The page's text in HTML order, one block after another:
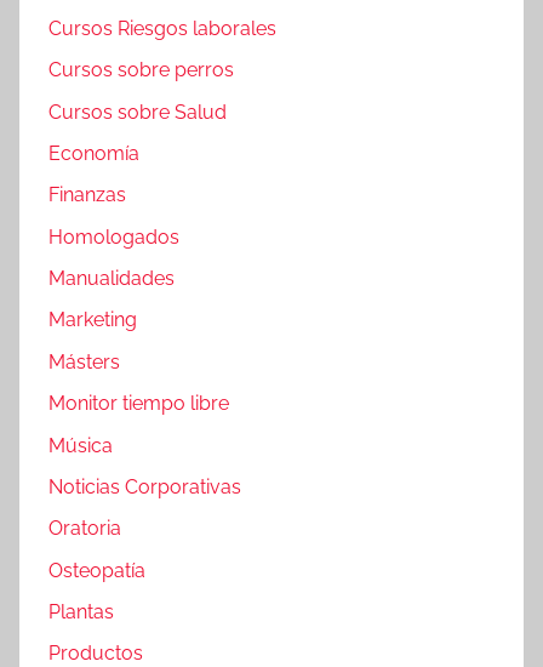
Cursos Riesgos laborales
Cursos sobre perros
Cursos sobre Salud
Economía
Finanzas
Homologados
Manualidades
Marketing
Másters
Monitor tiempo libre
Música
Noticias Corporativas
Oratoria
Osteopatía
Plantas
Productos